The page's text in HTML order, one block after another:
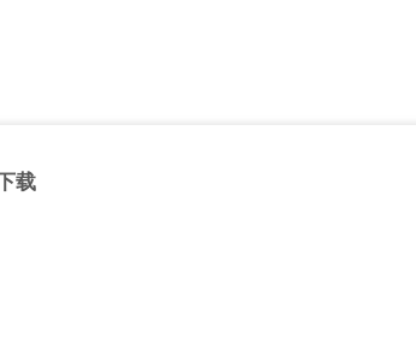
载